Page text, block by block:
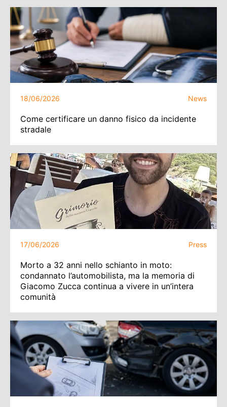
18/06/2026 News
Come certificare un danno fisico da incidente
stradale
17/06/2026 Press
Morto a 32 anni nello schianto in moto:
condannato l’automobilista, ma la memoria di
Giacomo Zucca continua a vivere in un’intera
comunità